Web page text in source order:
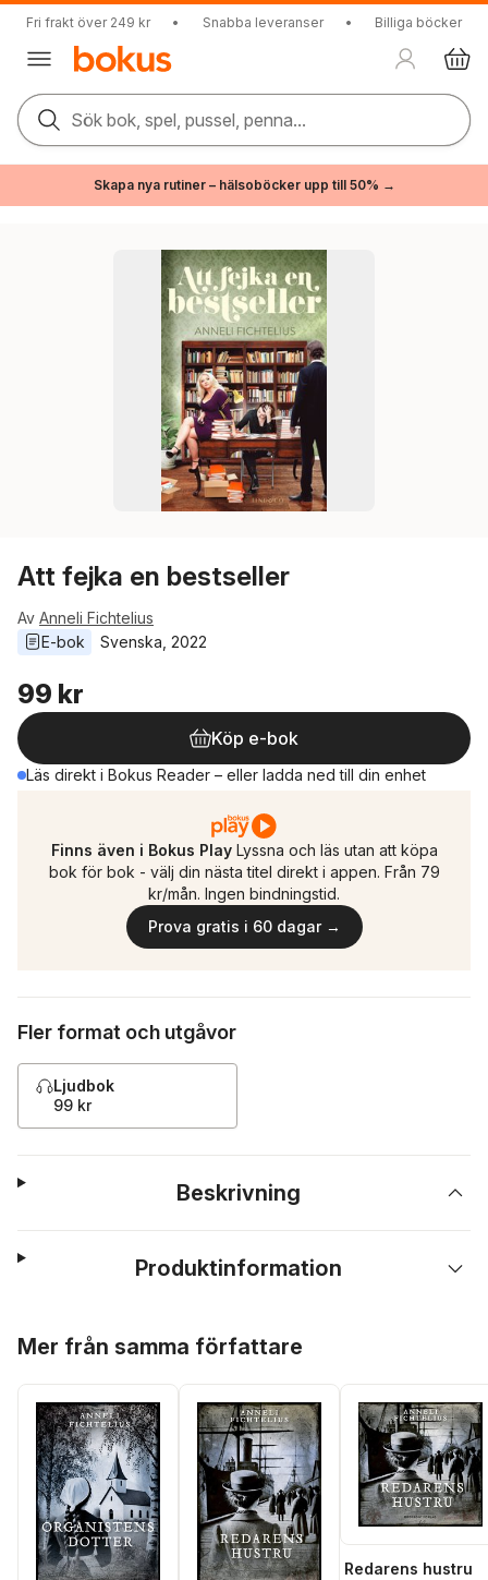
Fri frakt över 249 kr • Snabba leveranser • Billiga böcker
Sök bok, spel, pussel, penna...
Skapa nya rutiner – hälsoböcker upp till 50% →
Att fejka en bestseller
Av Anneli Fichtelius
E-bok
Svenska 2022
99 kr
Köp e-bok
Läs direkt i Bokus Reader – eller ladda ned till din enhet
Finns även i Bokus Play Lyssna och läs utan att köpa
bok för bok - välj din nästa titel direkt i appen. Från 79
kr/mån. Ingen bindningstid.
Prova gratis i 60 dagar →
Fler format och utgåvor
Ljudbok
99 kr
Beskrivning
Produktinformation
Mer från samma författare
Redarens hustru